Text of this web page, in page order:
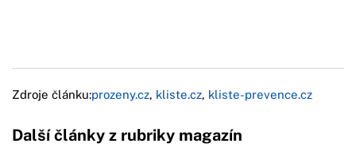
Zdroje článku:prozeny.cz, kliste.cz, kliste-prevence.cz
Další články z rubriky magazín